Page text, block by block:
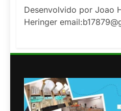
Desenvolvido por Joao
Heringer